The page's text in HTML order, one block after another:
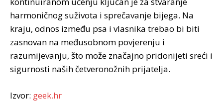
harmoničnog suživota i sprečavanje bijega. Na
kraju, odnos između psa i vlasnika trebao bi biti
zasnovan na međusobnom povjerenju i
razumijevanju, što može značajno pridonijeti sreći i
sigurnosti naših četveronožnih prijatelja.
Izvor: geek.hr